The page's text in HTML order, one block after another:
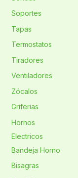
Soportes
Tapas
Termostatos
Tiradores
Ventiladores
Zócalos
Griferias
Hornos
Electricos
Bandeja Horno
Bisagras